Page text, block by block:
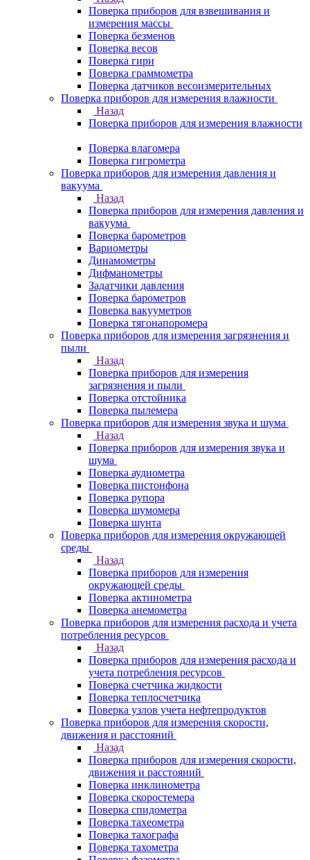
Поверка приборов для взвешивания и
измерения массы
Поверка безменов
Поверка весов
Поверка гири
Поверка граммометра
Поверка датчиков весоизмерительных
Поверка приборов для измерения влажности
Назад
Поверка приборов для измерения влажности
Поверка влагомера
Поверка гигрометра
Поверка приборов для измерения давления и
вакуума
Назад
Поверка приборов для измерения давления и
вакуума
Поверка барометров
Вариометры
Динамометры
Дифманометры
Задатчики давления
Поверка барометров
Поверка вакууметров
Поверка тягонапоромера
Поверка приборов для измерения загрязнения и
пыли
Назад
Поверка приборов для измерения
загрязнения и пыли
Поверка отстойника
Поверка пылемера
Поверка приборов для измерения звука и шума
Назад
Поверка приборов для измерения звука и
шума
Поверка аудиометра
Поверка пистонфона
Поверка рупора
Поверка шумомера
Поверка шунта
Поверка приборов для измерения окружающей
среды
Назад
Поверка приборов для измерения
окружающей среды
Поверка актинометра
Поверка анемометра
Поверка приборов для измерения расхода и учета
потребления ресурсов
Назад
Поверка приборов для измерения расхода и
учета потребления ресурсов
Поверка счетчика жидкости
Поверка теплосчетчика
Поверка узлов учета нефтепродуктов
Поверка приборов для измерения скорости,
движения и расстояний
Назад
Поверка приборов для измерения скорости,
движения и расстояний
Поверка инклинометра
Поверка скоростемера
Поверка спидометра
Поверка тахеометра
Поверка тахографа
Поверка тахометра